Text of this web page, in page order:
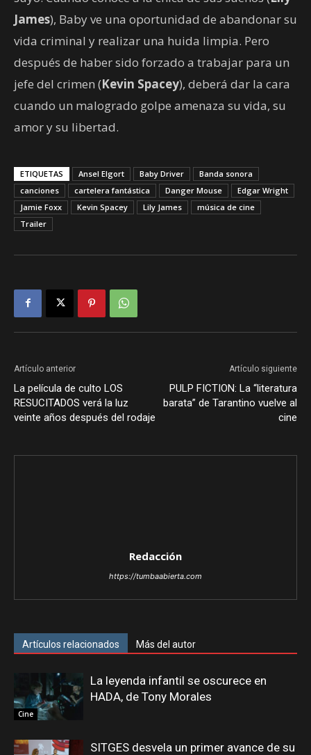
James), Baby ve una oportunidad de abandonar su
vida criminal y realizar una huida limpia. Pero
después de haber sido forzado a trabajar para un
jefe del crimen (Kevin Spacey), deberá dar la cara
cuando un malogrado golpe amenaza su vida, su
amor y su libertad.
ETIQUETAS Ansel Elgort Baby Driver
Banda sonora
canciones
cartelera fantástica Danger Mouse
Edgar Wright
Jamie Foxx
Kevin Spacey Lily James
música de cine
Trailer
Artículo anterior
La película de culto LOS
RESUCITADOS verá la luz
veinte años después del rodaje
Artículo siguiente
PULP FICTION: La “literatura
barata” de Tarantino vuelve al
cine
Redacción
https://tumbaabierta.com
Artículos relacionados Más del autor
Cine
La leyenda infantil se oscurece en
HADA, de Tony Morales
SITGES desvela un primer avance de su